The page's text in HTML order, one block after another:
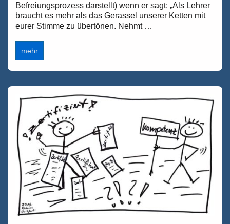
Befreiungsprozess darstellt) wenn er sagt: „Als Lehrer
braucht es mehr als das Gerassel unserer Ketten mit
eurer Stimme zu übertönen. Nehmt …
Donovan
Studentenabschlussrede
–
Ein
Statement
für
die
Bildung
Menschen
„Lift
Off“
mehr